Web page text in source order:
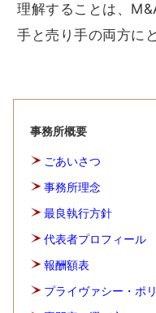
理解することは、
手と売り手の両方に
事務所概要
ごあいさつ
事務所理念
最良執行方針
代表者プロフィール
報酬額表
プライヴァシー・ポ